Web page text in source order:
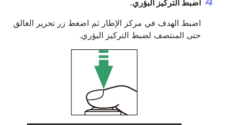
اضبط التركيز البؤري.
اضبط الهدف في مركز الإطار ثم اضغط زر تحرير الغالق
حتى المنتصف لضبط التركيز البؤري.